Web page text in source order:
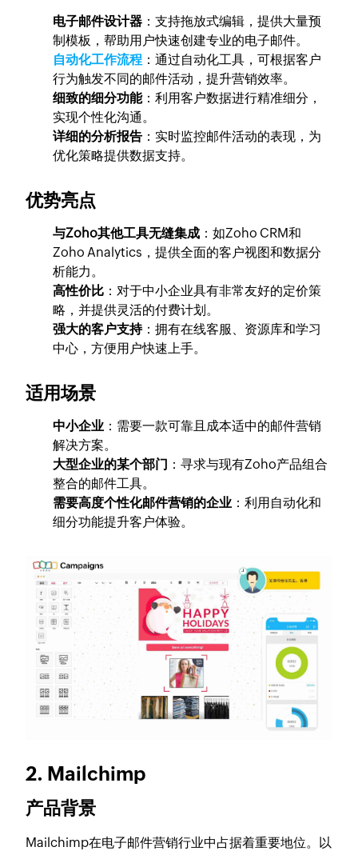
电子邮件设计器 ：支持拖放式编辑，提供大量预
制模板，帮助用户快速创建专业的电子邮件。
自动化工作流程 ：通过自动化工具，可根据客户
行为触发不同的邮件活动，提升营销效率。
细致的细分功能：利用客户数据进行精准细分，
实现个性化沟通。
详细的分析报告 ：实时监控邮件活动的表现，为
优化策略提供数据支持。
优势亮点
与Zoho其他工具无缝集成 ：如Zoho CRM和
Zoho Analytics，提供全面的客户视图和数据分
析能力。
高性价比 ：对于中小企业具有非常友好的定价策
略，并提供灵活的付费计划。
强大的客户支持：拥有在线客服、资源库和学习
中心，方便用户快速上手。
适用场景
中小企业 ：需要一款可靠且成本适中的邮件营销
解决方案。
大型企业的某个部门 ：寻求与现有Zoho产品组合
整合的邮件工具。
需要高度个性化邮件营销的企业 ：利用自动化和
细分功能提升客户体验。
2. Mailchimp
产品背景
Mailchimp在电子邮件营销行业中占据着重要地位。以